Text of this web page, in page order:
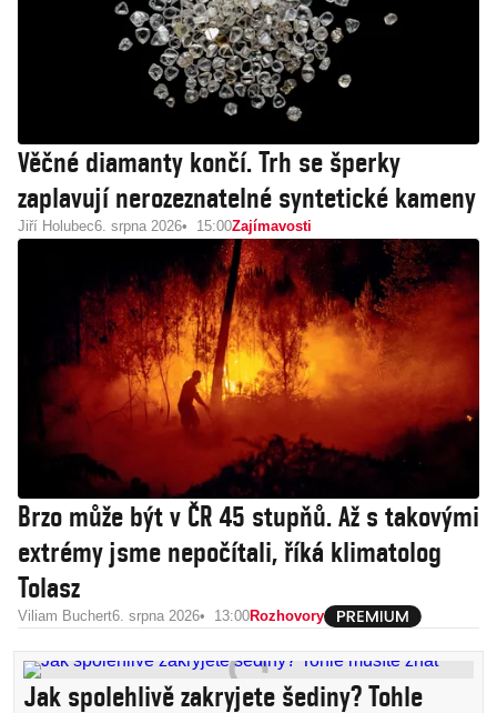
Věčné diamanty končí. Trh se šperky
zaplavují nerozeznatelné syntetické kameny
Jiří Holubec6. srpna 2026 15:00Zajímavosti
Brzo může být v ČR 45 stupňů. Až s takovými
extrémy jsme nepočítali, říká klimatolog
Tolasz
Viliam Buchert6. srpna 2026 13:00Rozhovory
Jak spolehlivě zakryjete šediny? Tohle